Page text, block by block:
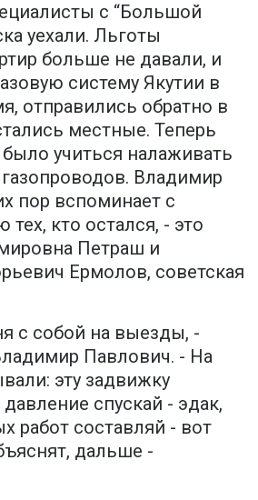
с “Большой
уехали. Льготы
больше не давали, и
систему Якутии в
отправились обратно в
местные. Теперь
учиться налаживать
газопроводов. Владимир
пор вспоминает с
тех, кто остался, - это
Петраш и
Ермолов, советская
с собой на выезды, -
Павлович. - На
эту задвижку
спускай - эдак,
работ составляй - вот
дальше -